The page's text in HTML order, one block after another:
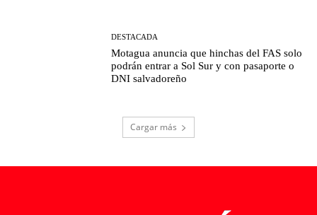
DESTACADA
Motagua anuncia que hinchas del FAS solo
podrán entrar a Sol Sur y con pasaporte o
DNI salvadoreño
Cargar más